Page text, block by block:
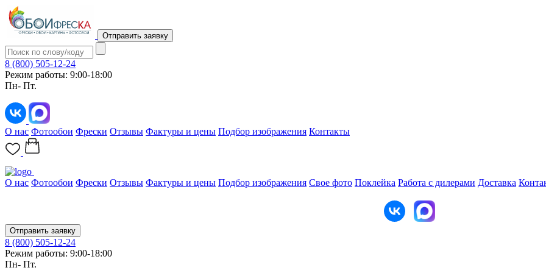
Отправить заявку
8 (800) 505-12-24
Режим работы: 9:00-18:00
Пн- Пт.
О нас Фотообои Фрески Отзывы Фактуры и цены Подбор изображения Контакты
О нас Фотообои Фрески Отзывы Фактуры и цены Подбор изображения Свое фото Поклейка Работа с дилерами Доставка
Отправить заявку
8 (800) 505-12-24
Режим работы: 9:00-18:00
Пн- Пт.